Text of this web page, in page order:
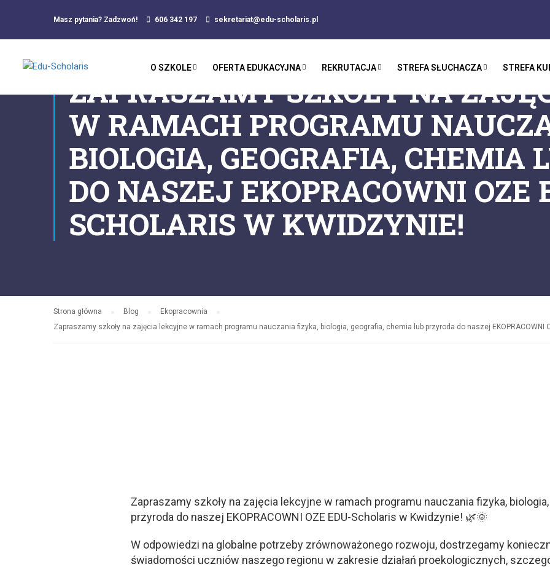
Masz pytania? Zadzwoń! 606 342 197 sekretariat@edu-scholaris.pl
O SZKOLE OFERTA EDUKACYJNA REKRUTACJA STREFA SŁUCHACZA STREFA
ZAPRASZAMY SZKOŁY NA
W RAMACH PROGRAMU
BIOLOGIA, GEOGRAFIA, CHEMIA
DO NASZEJ EKOPRACOWNI OZE
SCHOLARIS W KWIDZYNIE!
Strona główna Blog
Ekopracownia
Zapraszamy szkoły na zajęcia lekcyjne w ramach programu nauczania fizyka, biologia, geografia, chemia lub przyroda do naszej EKOPRACOWNI
Zapraszamy szkoły na zajęcia lekcyjne w ramach programu nauczania fizyka,
przyroda do naszej EKOPRACOWNI OZE EDU-Scholaris w Kwidzynie! 🌿🌞
W odpowiedzi na globalne potrzeby zrównoważonego rozwoju, dostrzegamy
świadomości uczniów naszego regionu w zakresie działań proekologicznych,